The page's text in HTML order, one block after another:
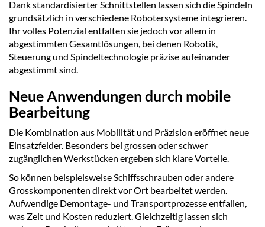
Dank standardisierter Schnittstellen lassen sich die Spindeln
grundsätzlich in verschiedene Robotersysteme integrieren.
Ihr volles Potenzial entfalten sie jedoch vor allem in
abgestimmten Gesamtlösungen, bei denen Robotik,
Steuerung und Spindeltechnologie präzise aufeinander
abgestimmt sind.
Neue Anwendungen durch mobile
Bearbeitung
Die Kombination aus Mobilität und Präzision eröffnet neue
Einsatzfelder. Besonders bei grossen oder schwer
zugänglichen Werkstücken ergeben sich klare Vorteile.
So können beispielsweise Schiffsschrauben oder andere
Grosskomponenten direkt vor Ort bearbeitet werden.
Aufwendige Demontage- und Transportprozesse entfallen,
was Zeit und Kosten reduziert. Gleichzeitig lassen sich